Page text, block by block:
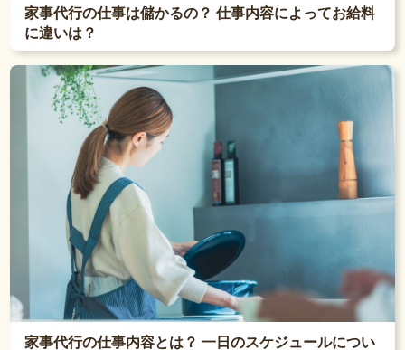
家事代行の仕事は儲かるの？ 仕事内容によってお給料
に違いは？
家事代行の仕事内容とは？ 一日のスケジュールについ